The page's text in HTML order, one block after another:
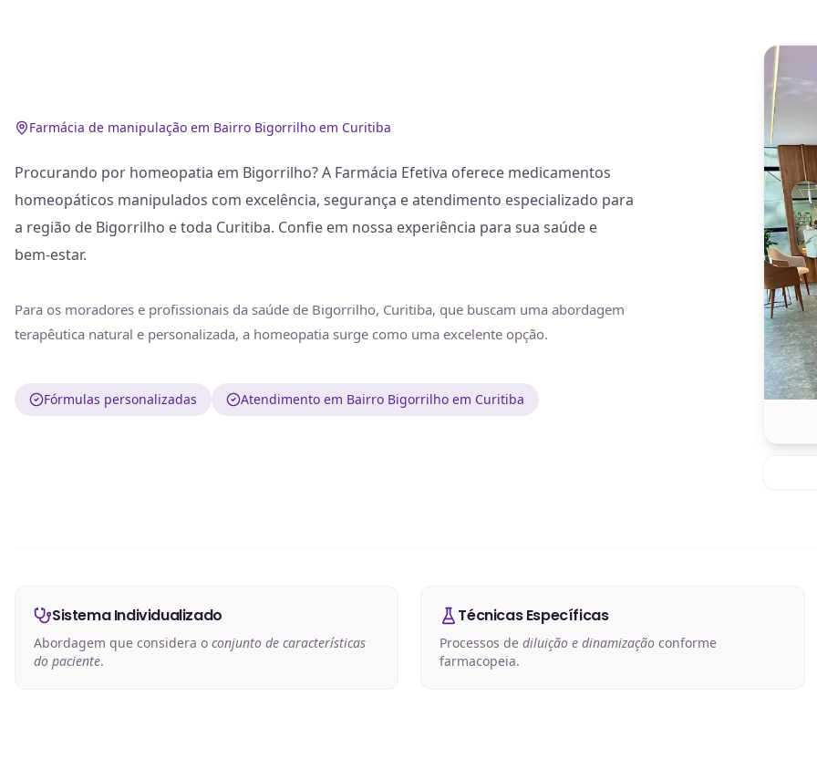
Farmácia de manipulação em Bairro Bigorrilho em Curitiba
Procurando por homeopatia em Bigorrilho? A Farmácia Efetiva oferece medicamentos
homeopáticos manipulados com excelência, segurança e atendimento especializado para
a região de Bigorrilho e toda Curitiba. Confie em nossa experiência para sua saúde e
bem-estar.
Para os moradores e profissionais da saúde de Bigorrilho, Curitiba, que buscam uma abordagem
terapêutica natural e personalizada, a homeopatia surge como uma excelente opção.
Fórmulas personalizadas Atendimento em Bairro Bigorrilho em Curitiba
Sistema Individualizado
Abordagem que considera o conjunto de características
do paciente.
Técnicas Específicas
Processos dediluição e dinamização conforme
farmacopeia.